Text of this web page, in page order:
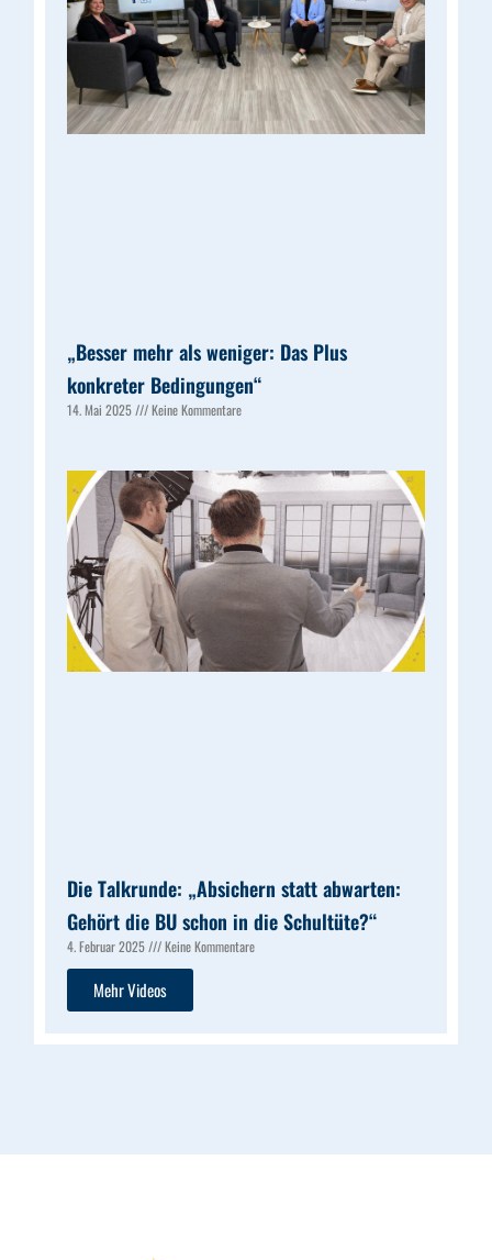
„Besser mehr als weniger: Das Plus
konkreter Bedingungen“
14. Mai 2025 Keine Kommentare
Die Talkrunde: „Absichern statt abwarten:
Gehört die BU schon in die Schultüte?“
4. Februar 2025 Keine Kommentare
Mehr Videos